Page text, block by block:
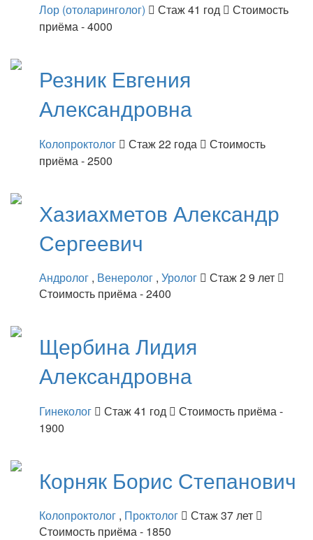
Лор (отоларинголог) Стаж 41 год
Стоимость
приёма - 4000
Резник Евгения
Александровна
Колопроктолог Стаж 22 года
Стоимость
приёма - 2500
Хазиахметов Александр
Сергеевич
Андролог , Венеролог , Уролог
Стаж 2 9 лет
Стоимость приёма - 2400
ЩербинаЛидия
Александровна
Гинеколог Стаж 41 год
Стоимость приёма -
1900
Корняк Борис Степанович
Колопроктолог , Проктолог
Стаж 37 лет
Стоимость приёма - 1850